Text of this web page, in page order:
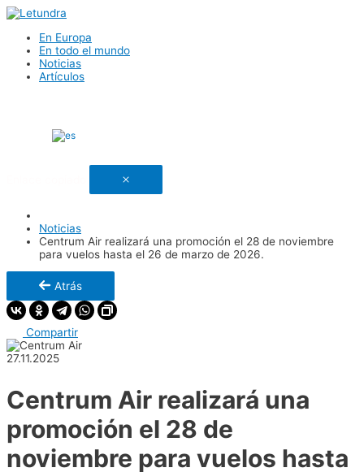
En Europa
En todo el mundo
Noticias
Artículos
Noticias
Centrum Air realizará una promoción el 28 de noviembre
para vuelos hasta el 26 de marzo de 2026.
Atrás
Compartir
27.11.2025
Centrum Air realizará una
promoción el 28 de
noviembre para vuelos hasta